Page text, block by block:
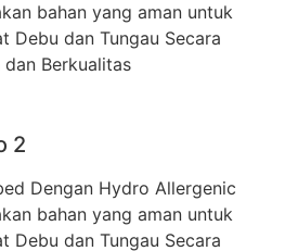
bahan yang aman untuk
Debu dan Tungau Secara
Berkualitas
2
Dengan Hydro Allergenic
bahan yang aman untuk
Debu dan Tungau Secara